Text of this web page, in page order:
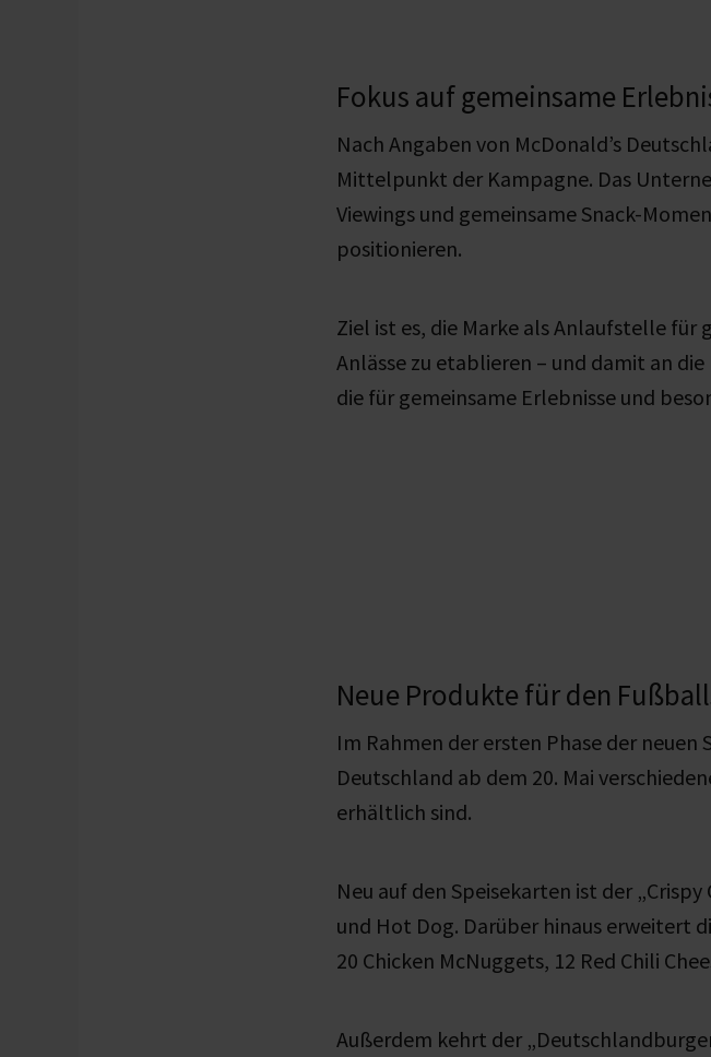
Fokus auf gemeinsame
Nach Angaben von McDonald’s
Mittelpunkt der Kampagne. Das
Viewings und gemeinsame Snack-
positionieren.
Ziel ist es, die Marke als Anlaufstelle
Anlässe zu etablieren – und damit an
die für gemeinsame Erlebnisse und
Neue Produkte für den
Im Rahmen der ersten Phase der
Deutschland ab dem 20. Mai
erhältlich sind.
Neu auf den Speisekarten ist der
und Hot Dog. Darüber hinaus erweitert
20 Chicken McNuggets, 12 Red Chili
Außerdem kehrt der